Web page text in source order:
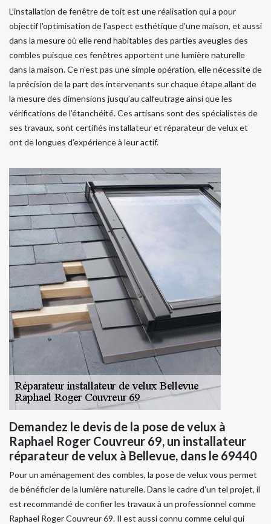
L’installation de fenêtre de toit est une réalisation qui a pour
objectif l'optimisation de l'aspect esthétique d'une maison, et aussi
dans la mesure où elle rend habitables des parties aveugles des
combles puisque ces fenêtres apportent une lumière naturelle
dans la maison. Ce n'est pas une simple opération, elle nécessite de
la précision de la part des intervenants sur chaque étape allant de
la mesure des dimensions jusqu’au calfeutrage ainsi que les
vérifications de l’étanchéité. Ces artisans sont des spécialistes de
ses travaux, sont certifiés installateur et réparateur de velux et
ont de longues d’expérience à leur actif.
Demandez le devis de la pose de velux à
Raphael Roger Couvreur 69, un installateur
réparateur de velux à Bellevue, dans le 69440
Pour un aménagement des combles, la pose de velux vous permet
de bénéficier de la lumière naturelle. Dans le cadre d’un tel projet, il
est recommandé de confier les travaux à un professionnel comme
Raphael Roger Couvreur 69. Il est aussi connu comme celui qui